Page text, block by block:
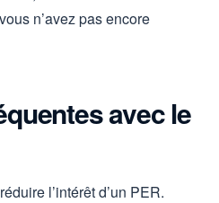
n’avez pas encore
avec le
l’intérêt d’un PER.